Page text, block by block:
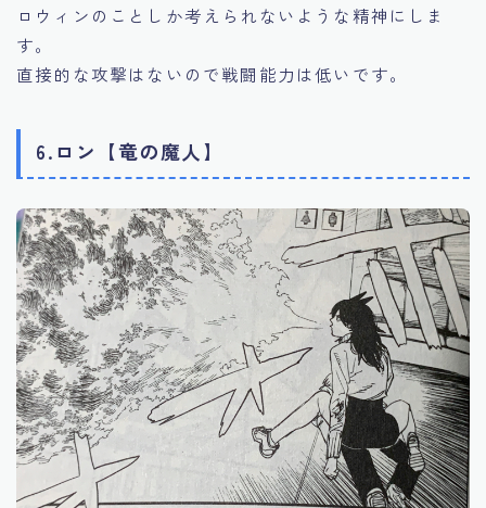
ロウィンのことしか考えられないような精神にしま
す。
直接的な攻撃はないので戦闘能力は低いです。
6.ロン【竜の魔人】